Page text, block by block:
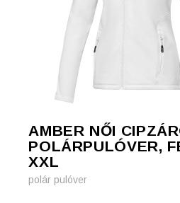
AMBER NŐI
POLÁRPULÓVER,
XXL
polár pulóver